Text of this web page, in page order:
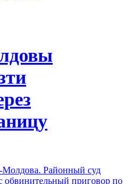
Районный суд
обвинительный приговор по